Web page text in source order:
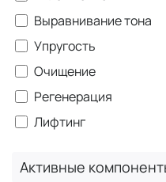
Выравнивание тона
Упругость
Очищение
Регенерация
Лифтинг
Уменьшение
Активные